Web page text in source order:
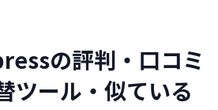
の評判・口コミ
ツール・似ている